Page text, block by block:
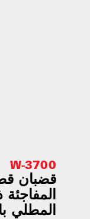
3700-W
قضبان
المطلي